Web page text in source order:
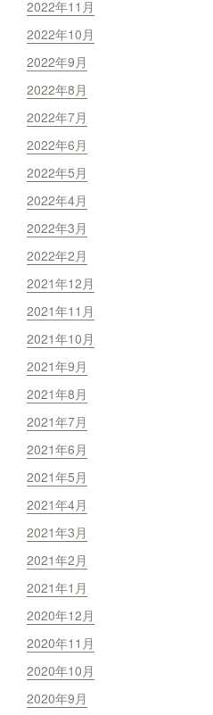
2022年11月
2022年10月
2022年9月
2022年8月
2022年7月
2022年6月
2022年5月
2022年4月
2022年3月
2022年2月
2021年12月
2021年11月
2021年10月
2021年9月
2021年8月
2021年7月
2021年6月
2021年5月
2021年4月
2021年3月
2021年2月
2021年1月
2020年12月
2020年11月
2020年10月
2020年9月